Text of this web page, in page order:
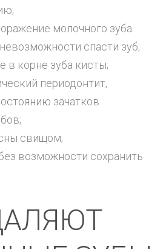
молочного зуба
спасти зуб;
в корне зуба кисты;
периодонтит,
зачатков
свищом;
возможности сохранить